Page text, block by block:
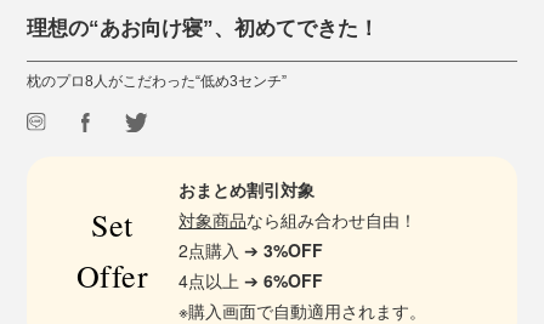
理想の“あお向け寝”、初めてできた！
枕のプロ8人がこだわった“低め3センチ”
Set
Offer
おまとめ割引対象
対象商品なら組み合わせ自由！
2点購入 ➔3%OFF
4点以上 ➔6%OFF
※購入画面で自動適用されます。